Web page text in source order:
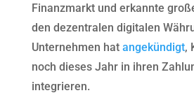
Finanzmarkt und erkannte
den dezentralen digitalen
Unternehmen hat angekündigt,
noch dieses Jahr in ihren
integrieren.